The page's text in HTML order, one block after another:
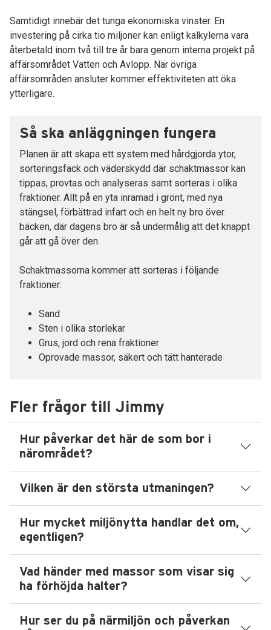
Samtidigt innebär det tunga ekonomiska vinster. En
investering på cirka tio miljoner kan enligt kalkylerna vara
återbetald inom två till tre år bara genom interna projekt på
affärsområdet Vatten och Avlopp. När övriga
affärsområden ansluter kommer effektiviteten att öka
ytterligare.
Så ska anläggningen fungera
Planen är att skapa ett system med hårdgjorda ytor,
sorteringsfack och väderskydd där schaktmassor kan
tippas, provtas och analyseras samt sorteras i olika
fraktioner. Allt på en yta inramad i grönt, med nya
stängsel, förbättrad infart och en helt ny bro över
bäcken, där dagens bro är så undermålig att det knappt
går att gå över den.
Schaktmassorna kommer att sorteras i följande
fraktioner:
Sand
Sten i olika storlekar
Grus, jord och rena fraktioner
Oprovade massor, säkert och tätt hanterade
Fler frågor till Jimmy
Hur påverkar det här de som bor i
närområdet?
Vilken är den största utmaningen?
Hur mycket miljönytta handlar det om,
egentligen?
Vad händer med massor som visar sig
ha förhöjda halter?
Hur ser du på närmiljön och påverkan